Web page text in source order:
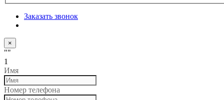
Заказать звонок
×
""
1
Имя
Номер телефона